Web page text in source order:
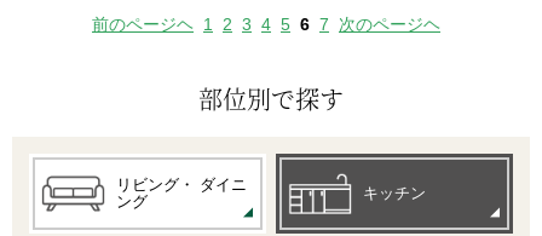
部位別で探す
リビング・
ダイニ
ング
キッチン
前のページヘ 1 2 3 4 5 6 7 次のページヘ